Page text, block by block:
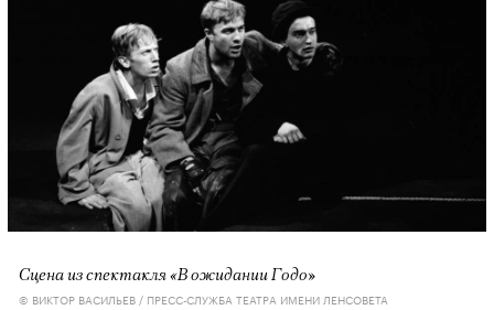
Сцена из спектакля «В ожидании Годо»
© ВИКТОР ВАСИЛЬЕВ / ПРЕСС-СЛУЖБА ТЕАТРА ИМЕНИ ЛЕНСОВЕТА